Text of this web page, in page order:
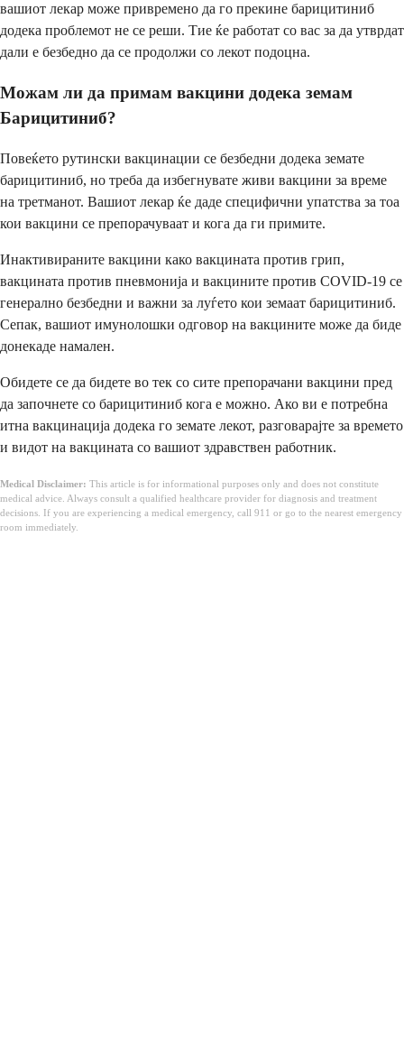
вашиот лекар може привремено да го прекине барицитиниб
додека проблемот не се реши. Тие ќе работат со вас за да утврдат
дали е безбедно да се продолжи со лекот подоцна.
Можам ли да примам вакцини додека земам
Барицитиниб?
Повеќето рутински вакцинации се безбедни додека земате
барицитиниб, но треба да избегнувате живи вакцини за време
на третманот. Вашиот лекар ќе даде специфични упатства за тоа
кои вакцини се препорачуваат и кога да ги примите.
Инактивираните вакцини како вакцината против грип,
вакцината против пневмонија и вакцините против COVID-19 се
генерално безбедни и важни за луѓето кои земаат барицитиниб.
Сепак, вашиот имунолошки одговор на вакцините може да биде
донекаде намален.
Обидете се да бидете во тек со сите препорачани вакцини пред
да започнете со барицитиниб кога е можно. Ако ви е потребна
итна вакцинација додека го земате лекот, разговарајте за времето
и видот на вакцината со вашиот здравствен работник.
Medical Disclaimer: This article is for informational purposes only and does not constitute
medical advice. Always consult a qualified healthcare provider for diagnosis and treatment
decisions. If you are experiencing a medical emergency, call 911 or go to the nearest emergency
room immediately.